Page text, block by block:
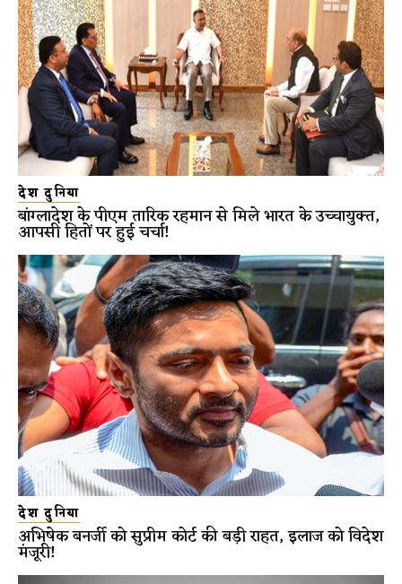
देश दुनिया
बांग्लादेश के पीएम तारिक रहमान से मिले भारत के उच्चायुक्त,
आपसी हितों पर हुई चर्चा!
देश दुनिया
अभिषेक बनर्जी को सुप्रीम कोर्ट की बड़ी राहत, इलाज को विदेश
मंजूरी!